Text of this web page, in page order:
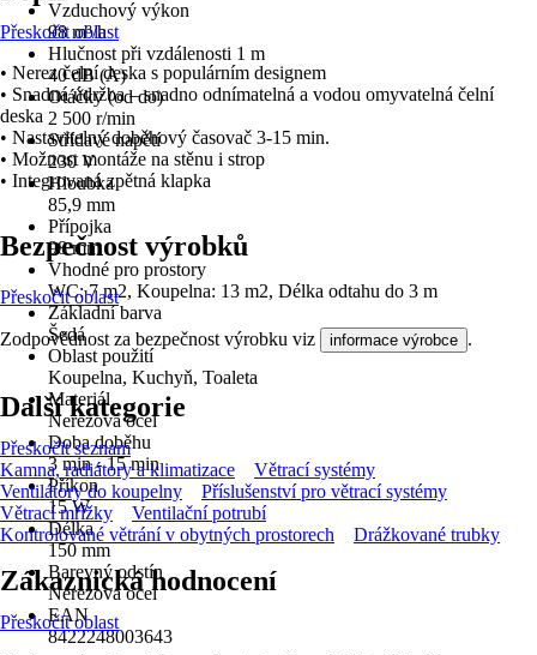
Vzduchový výkon
98 m³/h
Hlučnost při vzdálenosti 1 m
40 dB (A)
Otáčky (od do)
2 500 r/min
Střídavé napětí
230 V
Hloubka
85,9 mm
Přípojka
98 mm
Vhodné pro prostory
WC: 7 m2, Koupelna: 13 m2, Délka odtahu do 3 m
Základní barva
Šedá
Oblast použití
Koupelna, Kuchyň, Toaleta
Materiál
Nerezová ocel
Doba doběhu
3 min - 15 min
Příkon
15 W
Délka
150 mm
Barevný odstín
Nerezová ocel
EAN
8422248003643
Přeskočit oblast
• Nerez čelní deska s populárním designem
• Snadná údržba – snadno odnímatelná a vodou omyvatelná čelní
deska
• Nastavitelný doběhový časovač 3-15 min.
• Možnost montáže na stěnu i strop
• Integrovaná zpětná klapka
Bezpečnost výrobků
Přeskočit oblast
Zodpovědnost za bezpečnost výrobku viz informace výrobce .
Další kategorie
Přeskočit seznam
Kamna, radiátory a klimatizace
Větrací systémy
Ventilátory do koupelny
Příslušenství pro větrací systémy
Větrací mřížky
Ventilační potrubí
Kontrolované větrání v obytných prostorech
Drážkované trubky
Zákaznická hodnocení
Přeskočit oblast